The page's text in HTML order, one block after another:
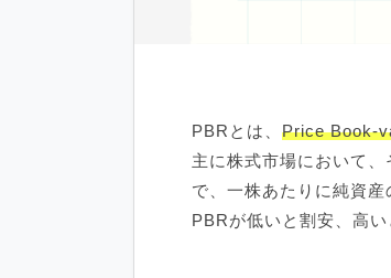
PBRとは、 Price Book-
主に株式市場において
で、一株あたりに純資産
PBRが低いと割安、高い